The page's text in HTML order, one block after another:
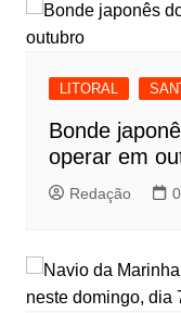
LITORAL
Bonde
operar em
Redação